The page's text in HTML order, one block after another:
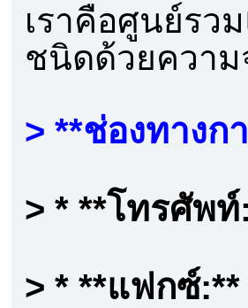
เราคือศูนย์รวม
ชนิดด้วยความ
> **ช่องทาง
> * **โทรศัพท์
> * **แฟกซ์